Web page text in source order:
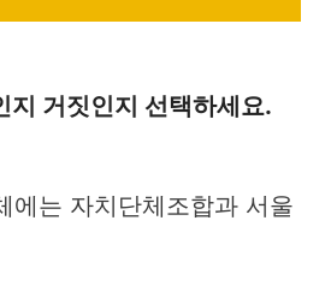
지 거짓인지 선택하세요.
에는 자치단체조합과 서울